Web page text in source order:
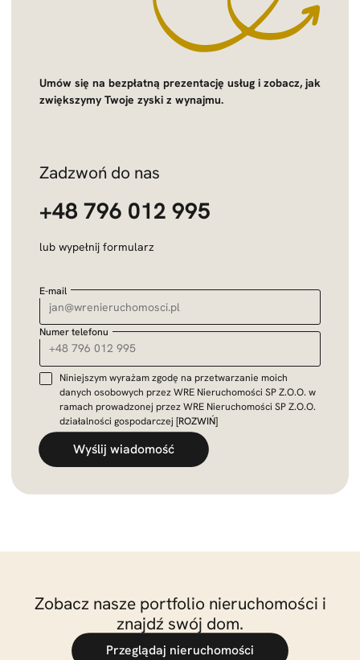
Umów się na bezpłatną prezentację usług i zobacz, jak
zwiększymy Twoje zyski z wynajmu.
Zadzwoń do nas
+48 796 012 995
lub wypełnij formularz
E-mail
Numer telefonu
Niniejszym wyrażam zgodę na przetwarzanie moich
danych osobowych przez WRE Nieruchomości SP Z.O.O. w
ramach prowadzonej przez WRE Nieruchomości SP Z.O.O.
działalności gospodarczej [ROZWIŃ]
Wyślij wiadomość
Zobacz nasze portfolio nieruchomości i
znajdź swój dom.
Przeglądaj nieruchomości